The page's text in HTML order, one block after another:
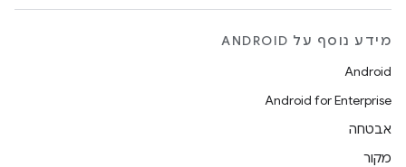
מידע נוסף על ANDROID
Android
Android for Enterprise
אבטחה
מקור